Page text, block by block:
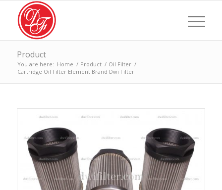
Product
You are here: Home / Product / Oil Filter /
Cartridge Oil Filter Element Brand Dwi Filter